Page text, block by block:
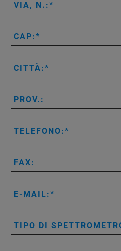
VIA, N.:
CAP:
CITTÀ:
PROV.:
TELEFONO:
FAX:
E-MAIL:
TIPO DI